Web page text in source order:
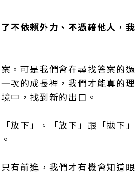
不依賴外力、不憑藉他人，我
。可是我們會在尋找答案的過
次的成長裡，我們才能真的理
中，找到新的出口。
放下」。「放下」跟「拋下」
有前進，我們才有機會知道眼